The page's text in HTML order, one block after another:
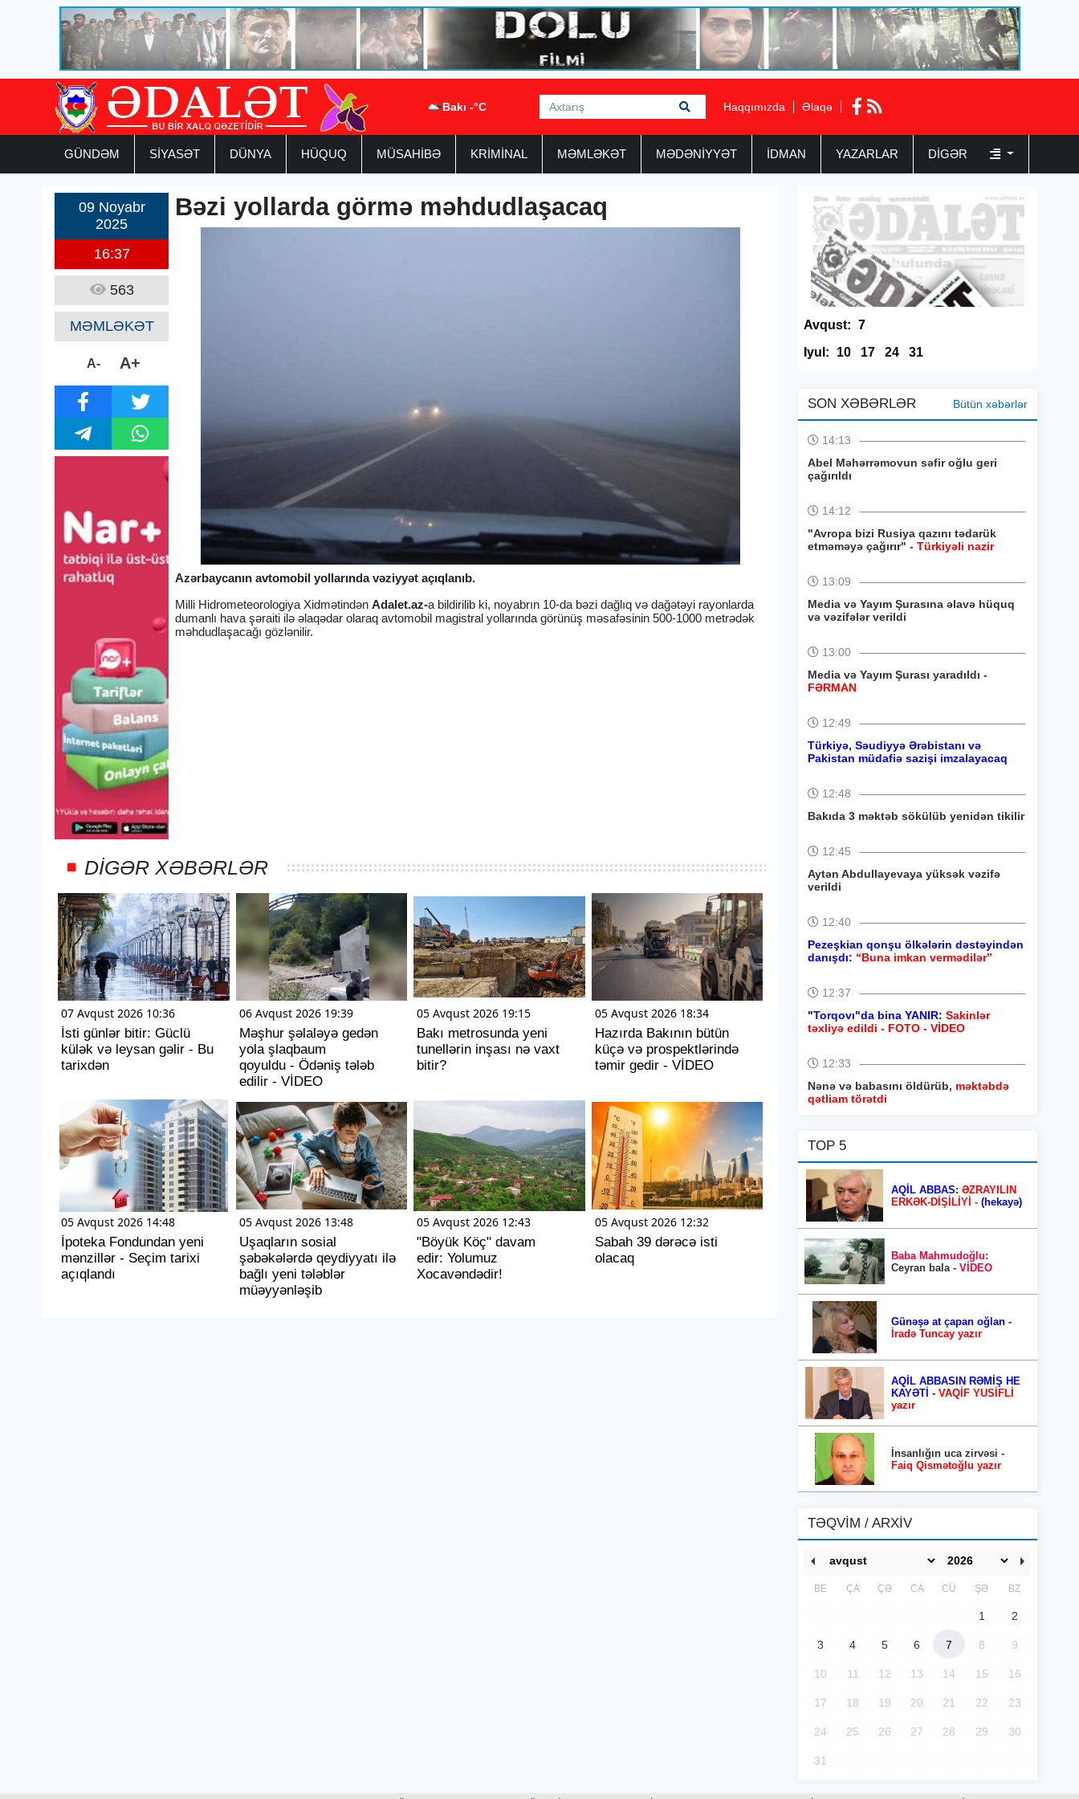
Bakı -°C Haqqımızda Əlaqə
GÜNDƏM SİYASƏT DÜNYA HÜQUQ MÜSAHİBƏ KRİMİNAL MƏMLƏKƏT MƏDƏNİYYƏT İDMAN YAZARLAR DIGƏR
09 Noyabr
2025
16:37
563
MƏMLƏKƏT
A- A+
Bəzi yollarda görmə məhdudlaşacaq
Azərbaycanın avtomobil yollarında vəziyyət açıqlanıb.
Milli Hidrometeorologiya Xidmətindən Adalet.az-a bildirilib ki, noyabrın 10-da bəzi dağlıq və dağətəyi rayonlarda
dumanlı hava şəraiti ilə əlaqədar olaraq avtomobil magistral yollarında görünüş məsafəsinin 500-1000 metrədək
məhdudlaşacağı gözlənilir.
DIGƏR XƏBƏRLƏR
07 Avqust 2026 10:36
İsti günlər bitir: Güclü
külək və leysan gəlir - Bu
tarixdən
06 Avqust 2026 19:39
Məşhur şəlaləyə gedən
yola şlaqbaum
qoyuldu - Ödəniş tələb
edilir - VİDEO
05 Avqust 2026 19:15
Bakı metrosunda yeni
tunellərin inşası nə vaxt
bitir?
05 Avqust 2026 18:34
Hazırda Bakının bütün
küçə və prospektlərində
təmir gedir - VİDEO
05 Avqust 2026 14:48
İpoteka Fondundan yeni
mənzillər - Seçim tarixi
açıqlandı
05 Avqust 2026 13:48
Uşaqların sosial
şəbəkələrdə qeydiyyatı ilə
bağlı yeni tələblər
müəyyənləşib
05 Avqust 2026 12:43
"Böyük Köç" davam
edir: Yolumuz
Xocavəndədir!
05 Avqust 2026 12:32
Sabah 39 dərəcə isti
olacaq
Avqust: 7
Iyul:
10 17 24 31
SON XƏBƏRLƏR Bütün xəbərlər
14:13
Abel Məhərrəmovun səfir oğlu geri
çağırıldı
14:12
"Avropa bizi Rusiya qazını tədarük
etməməyə çağırır" - Türkiyəli nazir
13:09
Media və Yayım Şurasına əlavə hüquq
və vəzifələr verildi
13:00
Media və Yayım Şurası yaradıldı -
FƏRMAN
12:49
Türkiyə, Səudiyyə Ərəbistanı və
Pakistan müdafiə sazişi imzalayacaq
12:48
Bakıda 3 məktəb sökülüb yenidən tikilir
12:45
Aytən Abdullayevaya yüksək vəzifə
verildi
12:40
Pezeşkian qonşu ölkələrin dəstəyindən
danışdı: “Buna imkan vermədilər”
12:37
"Torqovı"da bina YANIR: Sakinlər
təxliyə edildi - FOTO - VİDEO
12:33
Nənə və babasını öldürüb, məktəbdə
qətliam törətdi
TOP 5
AQİL ABBAS: ƏZRAYILIN
ERKƏK-DİŞİLİYİ - (hekayə)
Baba Mahmudoğlu:
Ceyran bala - VİDEO
Günəşə at çapan oğlan -
İradə Tuncay yazır
AQİL ABBASIN RƏMİŞ HE
KAYƏTİ - VAQİF YUSİFLİ
yazır
İnsanlığın uca zirvəsi -
Faiq Qismətoğlu yazır
TƏQVİM / ARXİV
BE ÇA ÇƏ CA CÜ ŞƏ BZ
1 2
3 4 5 6 7 8 9
10 11 12 13 14 15 16
17 18 19 20 21 22 23
24 25 26 27 28 29 30
31